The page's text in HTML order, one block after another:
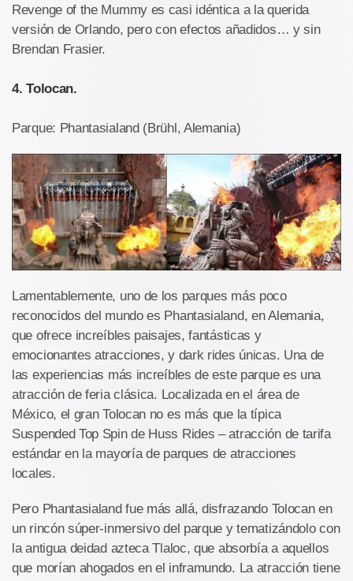
Revenge of the Mummy es casi idéntica a la querida
versión de Orlando, pero con efectos añadidos… y sin
Brendan Frasier.
4. Tolocan.
Parque: Phantasialand (Brühl, Alemania)
Lamentablemente, uno de los parques más poco
reconocidos del mundo es Phantasialand, en Alemania,
que ofrece increíbles paisajes, fantásticas y
emocionantes atracciones, y dark rides únicas. Una de
las experiencias más increíbles de este parque es una
atracción de feria clásica. Localizada en el área de
México, el gran Tolocan no es más que la típica
Suspended Top Spin de Huss Rides – atracción de tarifa
estándar en la mayoría de parques de atracciones
locales.
Pero Phantasialand fue más allá, disfrazando Tolocan en
un rincón súper-inmersivo del parque y tematizándolo con
la antigua deidad azteca Tlaloc, que absorbía a aquellos
que morían ahogados en el inframundo. La atracción tiene